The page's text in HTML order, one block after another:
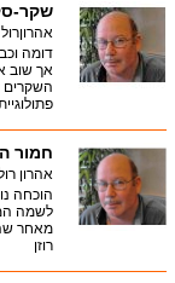
שקר-
אהרוןרול
דומה
אך שוב
השקרים
חמור
אהרון
לשמה
מאחר
רוזן